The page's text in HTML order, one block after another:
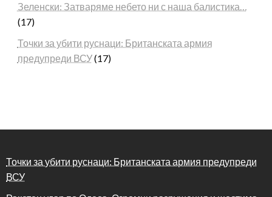
Зеленски: Затваряме небето ни с наша балистика…
(17)
Точки за убити руснаци: Британската армия
предупреди ВСУ(17)
Точки за убити руснаци: Британската армия предупреди
ВСУ